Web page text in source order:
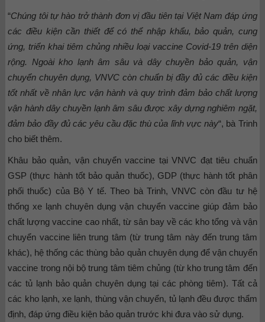
“Chúng tôi tự hào trở thành đơn vị đầu tiên tại Việt Nam đáp ứng
các điều kiện cần thiết để có thể nhập khẩu, bảo quản, cung
ứng, triển khai tiêm chủng nhiều loại vaccine Covid-19 trên diện
rộng. Ngoài kho lạnh âm sâu và dây chuyền bảo quản, vận
chuyển chuyên dụng, VNVC còn chuẩn bị đầy đủ các điều kiện
tốt nhất về nhân lực vận hành và quy trình đảm bảo chất lượng
vận hành dây chuyền lạnh âm sâu được xây dựng nghiêm ngặt,
đảm bảo đầy đủ các yêu cầu đặc thù của lĩnh vực này“, bà Trinh
cho biết thêm.
Khâu bảo quản, vận chuyển vaccine tại VNVC đạt tiêu chuẩn
GSP (thực hành tốt bảo quản thuốc), GDP (thực hành tốt phân
phối thuốc) của Bộ Y tế. Theo bà Trinh, VNVC còn đầu tư hệ
thống xe lạnh chuyên dụng vận chuyển vaccine giúp đảm bảo
chất lượng vaccine cao nhất, từ sân bay về các kho tổng và vận
chuyển vaccine liên trung tâm (từ trung tâm này đến trung tâm
khác), hệ thống các thùng bảo quản chuyên dụng để vận chuyển
vaccine trong nội bộ trung tâm tiêm chủng (từ kho trung tâm đến
các tủ lạnh bảo quản chuyên dụng tại các phòng tiêm). Tất cả
các kho lạnh, xe lạnh, thùng vận chuyển, tủ lạnh đều được thẩm
định, đáp ứng điều kiện bảo quản trước khi đưa vào sử dụng.